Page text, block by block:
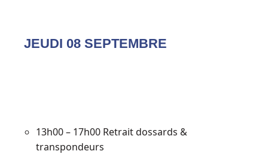
JEUDI 08 SEPTEMBRE
13h00 – 17h00 Retrait dossards &
transpondeurs